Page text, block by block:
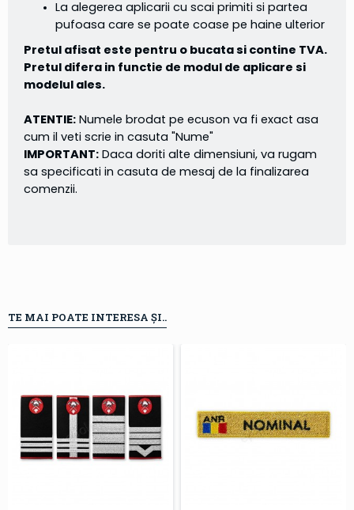
La alegerea aplicarii cu scai primiti si partea
pufoasa care se poate coase pe haine ulterior
Pretul afisat este pentru o bucata si contine TVA.
Pretul difera in functie de modul de aplicare si
modelul ales.
ATENTIE: Numele brodat pe ecuson va fi exact asa
cum il veti scrie in casuta "Nume"
IMPORTANT: Daca doriti alte dimensiuni, va rugam
sa specificati in casuta de mesaj de la finalizarea
comenzii.
TE MAI POATE INTERESA ȘI..